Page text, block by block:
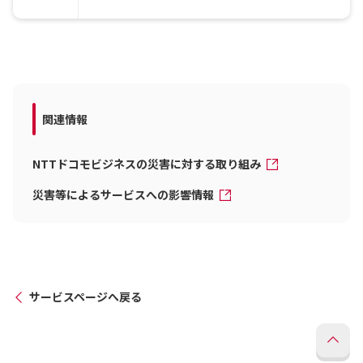
関連情報
NTTドコモビジネスの災害に対する取り組み
災害等によるサービスへの影響情報
サービスページへ戻る